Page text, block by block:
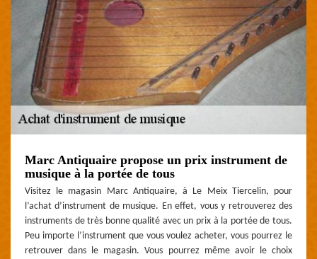
Marc Antiquaire propose un prix instrument de
musique à la portée de tous
Visitez le magasin Marc Antiquaire, à Le Meix Tiercelin, pour
l’achat d’instrument de musique. En effet, vous y retrouverez des
instruments de très bonne qualité avec un prix à la portée de tous.
Peu importe l’instrument que vous voulez acheter, vous pourrez le
retrouver dans le magasin. Vous pourrez même avoir le choix